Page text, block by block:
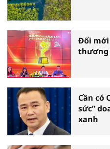
Đổi mới
thương
Cần có
sức”
xanh